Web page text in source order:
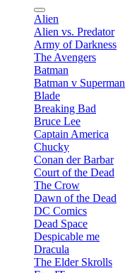
Alien
Alien vs. Predator
Army of Darkness
The Avengers
Batman
Batman v Superman
Blade
Breaking Bad
Bruce Lee
Captain America
Chucky
Conan der Barbar
Court of the Dead
The Crow
Dawn of the Dead
DC Comics
Dead Space
Despicable me
Dracula
The Elder Skrolls